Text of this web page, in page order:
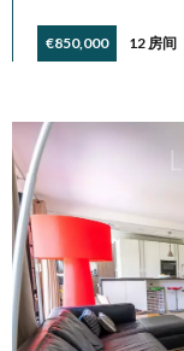
€850,000 12 房间